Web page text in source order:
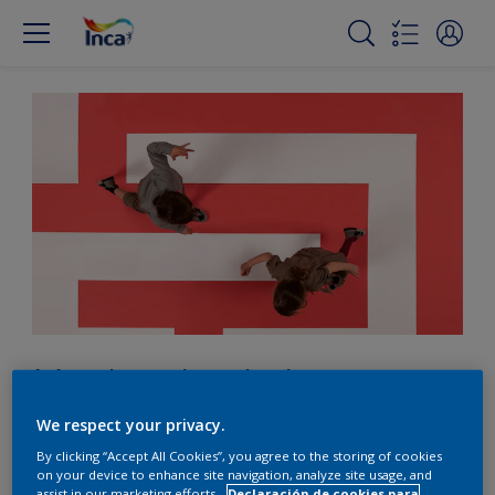
Mantenete alerta en
presencia del rojo
We respect your privacy.
By clicking “Accept All Cookies”, you agree to the storing of cookies
on your device to enhance site navigation, analyze site usage, and